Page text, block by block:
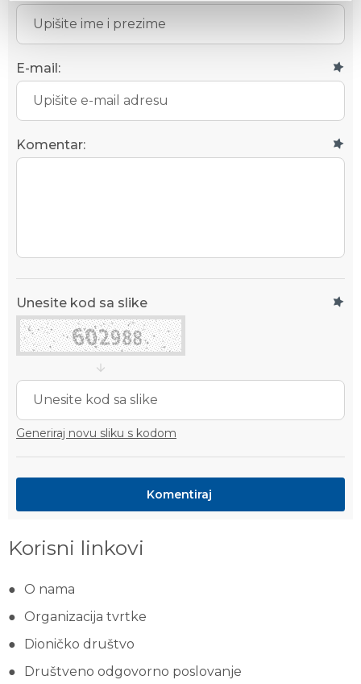
E-mail:
Komentar:
Generiraj novu sliku s kodom
Unesite kod sa slike
Korisni linkovi
O nama
Organizacija tvrtke
Dioničko društvo
Društveno odgovorno poslovanje